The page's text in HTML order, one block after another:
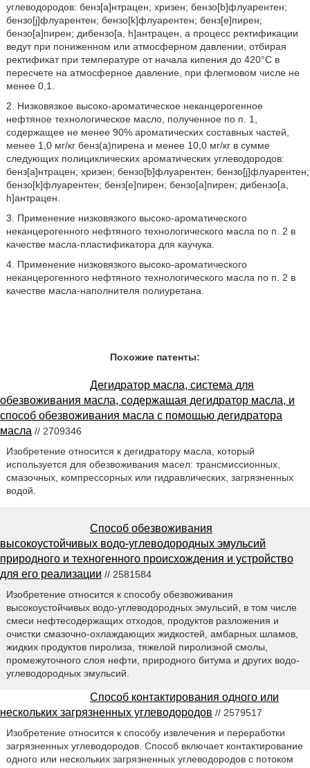
углеводородов: бенз[а]нтрацен; хризен; бензо[b]флуарентен;
бензо[j]флуарентен; бензо[k]флуарентен; бенз[е]пирен;
бензо[а]пирен; дибензо[a, h]антрацен, а процесс ректификации
ведут при пониженном или атмосферном давлении, отбирая
ректификат при температуре от начала кипения до 420°С в
пересчете на атмосферное давление, при флегмовом числе не
менее 0,1.
2. Низковязкое высоко-ароматическое неканцерогенное
нефтяное технологическое масло, полученное по п. 1,
содержащее не менее 90% ароматических составных частей,
менее 1,0 мг/кг бенз(а)пирена и менее 10,0 мг/кг в сумме
следующих полициклических ароматических углеводородов:
бенз[а]нтрацен; хризен; бензо[b]флуарентен; бензо[j]флуарентен;
бензо[k]флуарентен; бенз[е]пирен; бензо[а]пирен; дибензо[a,
h]антрацен.
3. Применение низковязкого высоко-ароматического
неканцерогенного нефтяного технологического масла по п. 2 в
качестве масла-пластификатора для каучука.
4. Применение низковязкого высоко-ароматического
неканцерогенного нефтяного технологического масла по п. 2 в
качестве масла-наполнителя полиуретана.
Похожие патенты:
Дегидратор масла, система для
обезвоживания масла, содержащая дегидратор масла, и
способ обезвоживания масла с помощью дегидратора
масла // 2709346
Изобретение относится к дегидратору масла, который
используется для обезвоживания масел: трансмиссионных,
смазочных, компрессорных или гидравлических, загрязненных
водой.
Способ обезвоживания
высокоустойчивых водо-углеводородных эмульсий
природного и техногенного происхождения и устройство
для его реализации // 2581584
Изобретение относится к способу обезвоживания
высокоустойчивых водо-углеводородных эмульсий, в том числе
смеси нефтесодержащих отходов, продуктов разложения и
очистки смазочно-охлаждающих жидкостей, амбарных шламов,
жидких продуктов пиролиза, тяжелой пиролизной смолы,
промежуточного слоя нефти, природного битума и других водо-
углеводородных эмульсий.
Способ контактирования одного или
нескольких загрязненных углеводородов // 2579517
Изобретение относится к способу извлечения и переработки
загрязненных углеводородов. Способ включает контактирование
одного или нескольких загрязненных углеводородов с потоком